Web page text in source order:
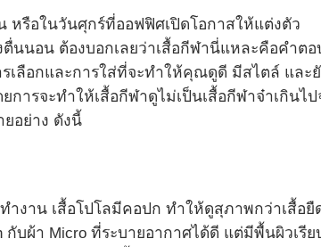
หรือในวันศุกร์ที่ออฟฟิศเปิดโอกาสให้แต่งตัว
นนอน ต้องบอกเลยว่าเสื้อกีฬานี่แหละคือคำตอ
ลือกและการใส่ที่จะทำให้คุณดูดี มีสไตล์ และ
ารจะทำให้เสื้อกีฬาดูไม่เป็นเสื้อกีฬาจ๋าเกินไ
อย่าง ดังนี้
งาน เสื้อโปโลมีคอปก ทำให้ดูสุภาพกว่าเสื้อยื
กับผ้า Micro ที่ระบายอากาศได้ดี แต่มีพื้นผิวเรีย